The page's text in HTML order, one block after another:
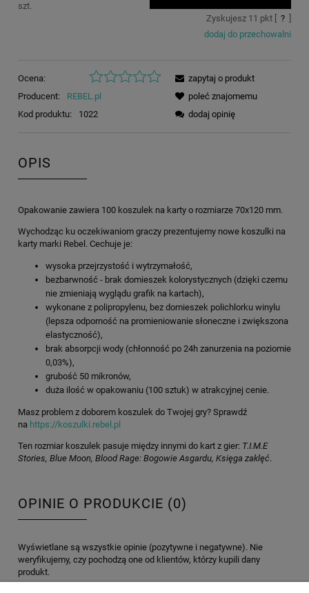
szt.
Zyskujesz 11 pkt [ ?
dodaj do przechowalni
Ocena:
Producent:
REBEL.pl
Kod produktu:
1022
zapytaj o produkt
poleć znajomemu
dodaj opinię
OPIS
Opakowanie zawiera 100 koszulek na karty o rozmiarze 70x120 mm.
Wychodząc ku oczekiwaniom graczy prezentujemy nowe koszulki na
karty marki Rebel. Cechuje je:
wysoka przejrzystość i wytrzymałość,
bezbarwność - brak domieszek kolorystycznych (dzięki czemu
nie zmieniają wyglądu grafik na kartach),
wykonane z polipropylenu, bez domieszek polichlorku winylu
(lepsza odporność na promieniowanie słoneczne i zwiększona
elastyczność),
brak absorpcji wody (chłonność po 24h zanurzenia na poziomie
0,03%),
grubość 50 mikronów,
duża ilość w opakowaniu (100 sztuk) w atrakcyjnej cenie.
Masz problem z doborem koszulek do Twojej gry? Sprawdź
na https://koszulki.rebel.pl
Ten rozmiar koszulek pasuje między innymi do kart z gier: T.I.M.E
Stories, Blue Moon, Blood Rage: Bogowie Asgardu, Księga zaklęć.
OPINIE O PRODUKCIE (0)
Wyświetlane są wszystkie opinie (pozytywne i negatywne). Nie
weryfikujemy, czy pochodzą one od klientów, którzy kupili dany
produkt.